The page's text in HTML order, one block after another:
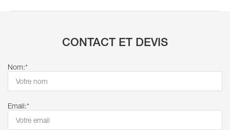
CONTACT ET DEVIS
Nom:*
Email:*